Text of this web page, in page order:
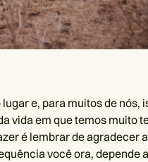
e, para muitos de nós,
vida em que temos muito
é lembrar de agradecer
você ora, depende